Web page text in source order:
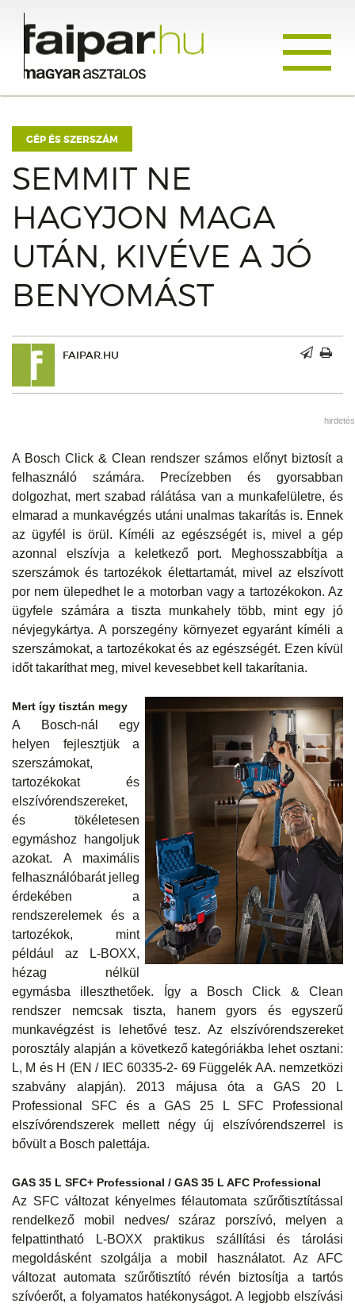
GÉP ÉS SZERSZÁM
SEMMIT NE
HAGYJON MAGA
UTÁN, KIVÉVE A JÓ
BENYOMÁST
FAIPAR.HU
hirdetés
A Bosch Click & Clean rendszer számos előnyt biztosít a
felhasználó számára. Precízebben és gyorsabban
dolgozhat, mert szabad rálátása van a munkafelületre, és
elmarad a munkavégzés utáni unalmas takarítás is. Ennek
az ügyfél is örül. Kíméli az egészségét is, mivel a gép
azonnal elszívja a keletkező port. Meghosszabbítja a
szerszámok és tartozékok élettartamát, mivel az elszívott
por nem ülepedhet le a motorban vagy a tartozékokon. Az
ügyfele számára a tiszta munkahely több, mint egy jó
névjegykártya. A porszegény környezet egyaránt kíméli a
szerszámokat, a tartozékokat és az egészségét. Ezen kívül
időt takaríthat meg, mivel kevesebbet kell takarítania.
Mert így tisztán megy
A Bosch-nál egy
helyen fejlesztjük a
szerszámokat,
tartozékokat és
elszívórendszereket,
és tökéletesen
egymáshoz hangoljuk
azokat. A maximális
felhasználóbarát jelleg
érdekében a
rendszerelemek és a
tartozékok, mint
például az L-BOXX,
hézag nélkül
egymásba illeszthetőek. Így a Bosch Click & Clean
rendszer nemcsak tiszta, hanem gyors és egyszerű
munkavégzést is lehetővé tesz. Az elszívórendszereket
porosztály alapján a következő kategóriákba lehet osztani:
L, M és H (EN / IEC 60335-2- 69 Függelék AA. nemzetközi
szabvány alapján). 2013 májusa óta a GAS 20 L
Professional SFC és a GAS 25 L SFC Professional
elszívórendszerek mellett négy új elszívórendszerrel is
bővült a Bosch palettája.
GAS 35 L SFC+ Professional / GAS 35 L AFC Professional
Az SFC változat kényelmes félautomata szűrőtisztítással
rendelkező mobil nedves/ száraz porszívó, melyen a
felpattintható L-BOXX praktikus szállítási és tárolási
megoldásként szolgálja a mobil használatot. Az AFC
változat automata szűrőtisztító révén biztosítja a tartós
szívóerőt, a folyamatos hatékonyságot. A legjobb elszívási